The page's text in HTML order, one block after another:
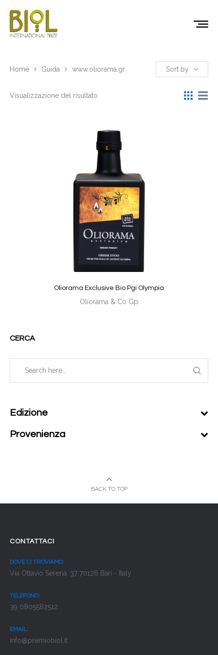
Home Guida www.oliorama.gr Sort by
Visualizzazione del risultato
Oliorama Exclusive Bio Pgi Olympia
Oliorama & Co Gp
CERCA
Edizione
Provenienza
BACK TO TOP
CONTATTACI
DOVE CI TROVIAMO:
Via Ottavio Serena, 37 70126 Bari - Italy
TELEFONO:
39 0805582512
EMAIL:
info@premiobiol.it